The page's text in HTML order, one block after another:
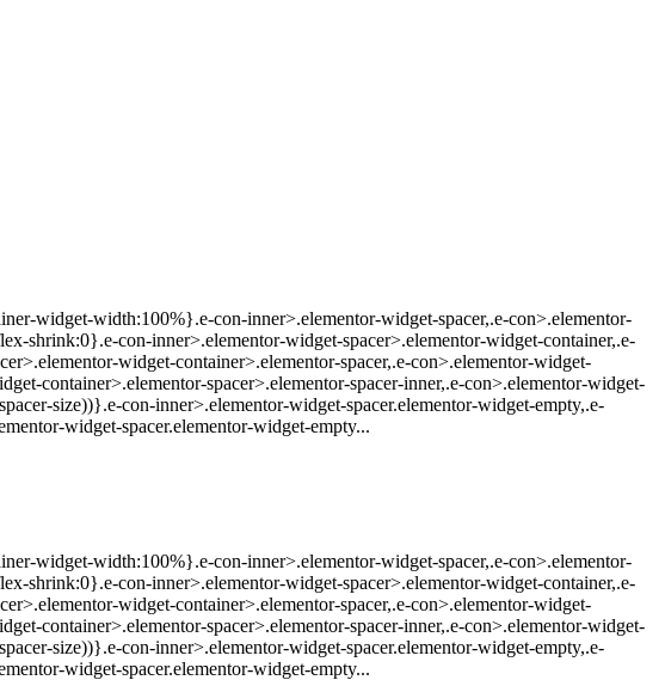
widget-width:100%}.e-con-inner>.elementor-widget-spacer,.e-con>.elementor-
shrink:0}.e-con-inner>.elementor-widget-spacer>.elementor-widget-container,.e-
widget-container>.elementor-spacer,.e-con>.elementor-widget-
container>.elementor-spacer>.elementor-spacer-inner,.e-con>.elementor-widget-
size))}.e-con-inner>.elementor-widget-spacer.elementor-widget-empty,.e-
widget-spacer.elementor-widget-empty...
widget-width:100%}.e-con-inner>.elementor-widget-spacer,.e-con>.elementor-
shrink:0}.e-con-inner>.elementor-widget-spacer>.elementor-widget-container,.e-
widget-container>.elementor-spacer,.e-con>.elementor-widget-
container>.elementor-spacer>.elementor-spacer-inner,.e-con>.elementor-widget-
size))}.e-con-inner>.elementor-widget-spacer.elementor-widget-empty,.e-
widget-spacer.elementor-widget-empty...